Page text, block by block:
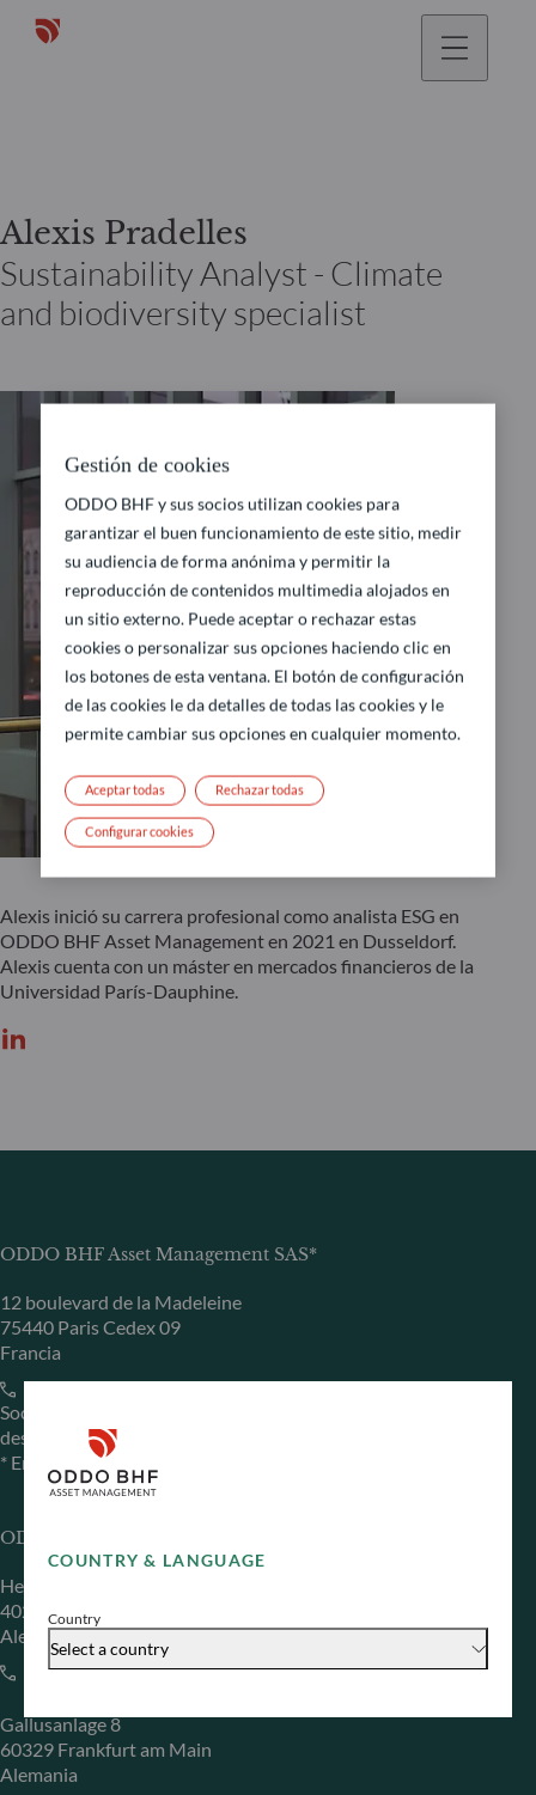
COUNTRY & LANGUAGE
Country
Select a country
Alexis Pradelles
Sustainability Analyst - Climate
and biodiversity specialist
Alexis inició su carrera profesional como analista ESG en
ODDO BHF Asset Management en 2021 en Dusseldorf.
Alexis cuenta con un máster en mercados financieros de la
Universidad París-Dauphine.
ODDO BHF Asset Management SAS*
12 boulevard de la Madeleine
75440 Paris Cedex 09
Francia
+33 1 44 51 80 28
Sociedad Gestora de Carteras autorizada por la Autorité
des Marchés Financiers (AMF) con el n.º GP 99011
* Entidad responsable del sitio web
ODDO BHF Asset Management GmbH
Herzogstraße 15
40217 Düsseldorf
Alemania
+49 (0) 211 239 24 01
Gallusanlage 8
60329 Frankfurt am Main
Alemania
Gestión de cookies
ODDO BHF y sus socios utilizan cookies para
garantizar el buen funcionamiento de este sitio, medir
su audiencia de forma anónima y permitir la
reproducción de contenidos multimedia alojados en
un sitio externo. Puede aceptar o rechazar estas
cookies o personalizar sus opciones haciendo clic en
los botones de esta ventana. El botón de configuración
de las cookies le da detalles de todas las cookies y le
permite cambiar sus opciones en cualquier momento.
Rechazar todas
Aceptar todas
Configurar cookies